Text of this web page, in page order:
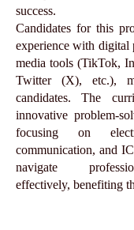
success.
Candidates for this
experience with digital
media tools (TikTok,
Twitter (X), etc.),
candidates. The
innovative problem-
focusing on
communication, and
navigate
effectively, benefiting